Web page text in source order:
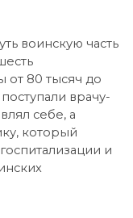
воинскую часть
от 80 тысяч до
врачу-
себе, а
который
и